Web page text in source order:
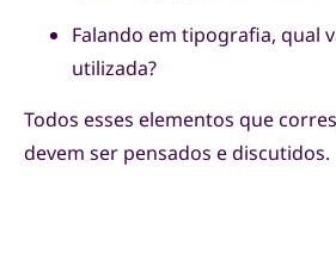
Falando em tipografia, qual
utilizada?
Todos esses elementos que
devem ser pensados e discutidos.